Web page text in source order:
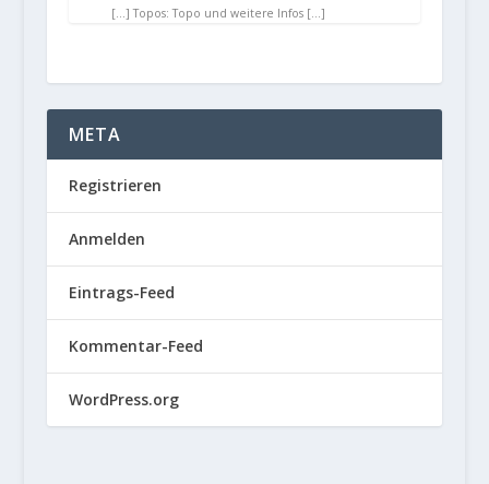
[…] Topos: Topo und weitere Infos […]
META
Registrieren
Anmelden
Eintrags-Feed
Kommentar-Feed
WordPress.org